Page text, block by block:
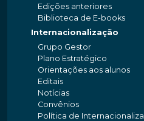
Edições anteriores
Biblioteca de E-books
Internacionalização
Grupo Gestor
Plano Estratégico
Orientações aos alunos
Editais
Notícias
Convênios
Política de